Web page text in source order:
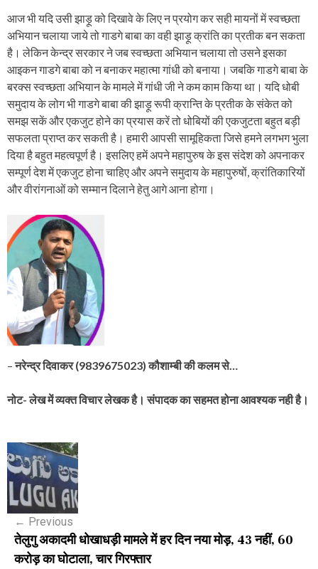
आज भी यदि उसी झाड़ू को दिखावे के लिए न प्रयोग कर सही मायनों में स्वच्छता
अभियान चलाया जाये तो गाडगे बाबा का वही झाड़ू क्रांति का प्रतीक बन सकता
है। लेकिन केन्द्र सरकार ने जब स्वच्छता अभियान चलाया तो उसने इसका
आइकन गाडगे बाबा को न बनाकर महात्मा गांधी को बनाया। जबकि गाडगे बाबा के
बरक्स स्वच्छता अभियान के मामले में गांधी जी ने कम काम किया था। यदि धोबी
समुदाय के लोग भी गाडगे बाबा की झाड़ू रूपी क्रान्ति के प्रतीक के संकेत को
समझ सकें और एकजुट होने का प्रयास करें तो धोबियों की एकजुटता बहुत बड़ी
सफलता प्राप्त कर सकती है। हमारी आपसी सामूहिकता जिसे हमने लगभग भुला
दिया है बहुत महत्वपूर्ण है। इसलिए हमें अपने महापुरुष के इस संदेश को अपनाकर
सम्पूर्ण देश में एकजुट होना चाहिए और अपने समुदाय के महापुरुषों, क्रांतिकारियों
और वीरांगनाओं को सम्मान दिलाने हेतु आगे आना होगा।
–नरेन्द्र दिवाकर (9839675023) कौशाम्बी की कलम से…
नोट- लेख में व्यक्त विचार लेखक है। संपादक का सहमत होना आवश्यक नही है।
P
o
s
n
← Previous
तेलुगु अकादमी धोखाधड़ी मामले में हर दिन नया मोड़, 43 नहीं, 60
करोड़ का घोटाला, चार गिरफ्तार